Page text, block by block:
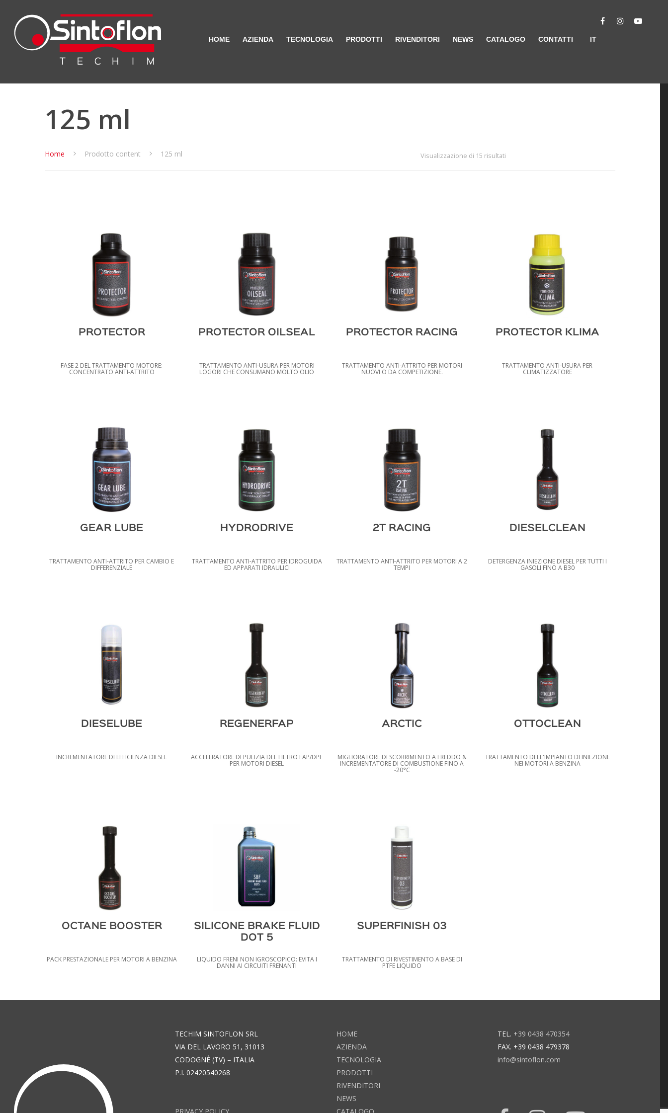
HOME AZIENDA TECNOLOGIA PRODOTTI RIVENDITORI NEWS CATALOGO CONTATTI IT
125 ml
Visualizzazione di 15 risultati
Home Prodotto content 125 ml
PROTECTOR
FASE 2 DEL TRATTAMENTO MOTORE:
CONCENTRATO ANTI-ATTRITO
PROTECTOR OILSEAL
TRATTAMENTO ANTI-USURA PER MOTORI
LOGORI CHE CONSUMANO MOLTO OLIO
PROTECTOR RACING
TRATTAMENTO ANTI-ATTRITO PER MOTORI
NUOVI O DA COMPETIZIONE.
PROTECTOR KLIMA
TRATTAMENTO ANTI-USURA PER
CLIMATIZZATORE
GEAR LUBE
TRATTAMENTO ANTI-ATTRITO PER CAMBIO E
DIFFERENZIALE
HYDRODRIVE
TRATTAMENTO ANTI-ATTRITO PER IDROGUIDA
ED APPARATI IDRAULICI
2T RACING
TRATTAMENTO ANTI-ATTRITO PER MOTORI A 2
TEMPI
DIESELCLEAN
DETERGENZA INIEZIONE DIESEL PER TUTTI I
GASOLI FINO A B30
DIESELUBE
INCREMENTATORE DI EFFICIENZA DIESEL
REGENERFAP
ACCELERATORE DI PULIZIA DEL FILTRO FAP/DPF
PER MOTORI DIESEL
ARCTIC
MIGLIORATORE DI SCORRIMENTO A FREDDO &
INCREMENTATORE DI COMBUSTIONE FINO A
-20°C
OTTOCLEAN
TRATTAMENTO DELL'IMPIANTO DI INIEZIONE
NEI MOTORI A BENZINA
OCTANE BOOSTER
PACK PRESTAZIONALE PER MOTORI A BENZINA
SILICONE BRAKE FLUID
DOT 5
LIQUIDO FRENI NON IGROSCOPICO: EVITA I
DANNI AI CIRCUITI FRENANTI
SUPERFINISH 03
TRATTAMENTO DI RIVESTIMENTO A BASE DI
PTFE LIQUIDO
TECHIM SINTOFLON SRL
VIA DEL LAVORO 51, 31013
CODOGNÈ (TV) – ITALIA
P.I. 02420540268
PRIVACY POLICY
HOME
AZIENDA
TECNOLOGIA
PRODOTTI
RIVENDITORI
NEWS
CATALOGO
TEL. +39 0438 470354
FAX. +39 0438 479378
info@sintoflon.com